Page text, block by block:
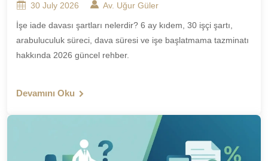
30 July 2026 Av. Uğur Güler
İşe iade davası şartları nelerdir? 6 ay kıdem, 30 işçi şartı,
arabuluculuk süreci, dava süresi ve işe başlatmama tazminatı
hakkında 2026 güncel rehber.
Devamını Oku